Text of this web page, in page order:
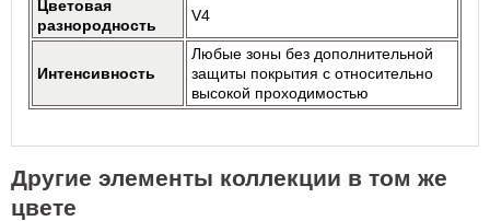
Цветовая
разнородность
V4
Интенсивность
Любые зоны без дополнительной
защиты покрытия с относительно
высокой проходимостью
Другие элементы коллекции в том же
цвете